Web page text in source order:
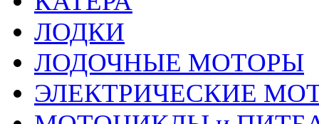
ЛОДКИ
ЛОДОЧНЫЕ МОТОРЫ
ЭЛЕКТРИЧЕСКИЕ